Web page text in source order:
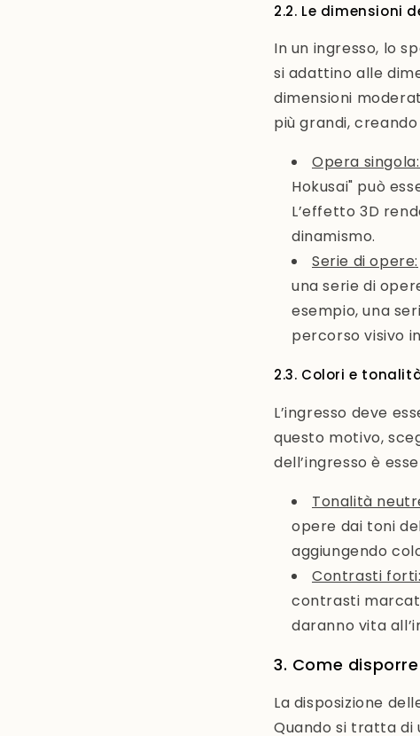
2.2. Le dimensioni
In un ingresso, lo
si adattino alle
dimensioni
più grandi,
Opera singola:
Hokusai" può
L’effetto 3D
dinamismo.
Serie di opere:
una serie di
esempio, una
percorso visivo
2.3. Colori e
L’ingresso deve
questo motivo,
dell’ingresso è
Tonalità
opere dai toni
aggiungendo
Contrasti forti:
contrasti
daranno vita
3. Come
La disposizione
Quando si tratta di